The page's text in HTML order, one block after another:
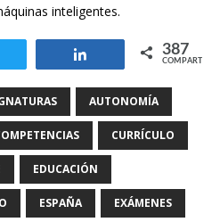
inteligentes.
Compartir 387
COMPARTIR
AUTONOMÍA
CURRÍCULO
EDUCACIÓN
ESPAÑA EXÁMENES